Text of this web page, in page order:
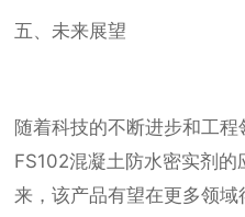
五、未来展望
随着科技的不断进步和工
FS102混凝土防水密实剂
来，该产品有望在更多领